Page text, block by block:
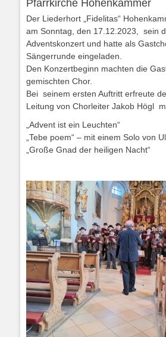
Pfarrkirche Hohenkammer
Der Liederhort „Fidelitas“
am Sonntag, den 17.12.2023, sein
Adventskonzert und hatte als
Sängerrunde eingeladen.
Den Konzertbeginn machten die
gemischten Chor.
Bei seinem ersten Auftritt erfreute
Leitung von Chorleiter Jakob Högl
„Advent ist ein Leuchten“
„Tebe poem“ – mit einem Solo von
„Große Gnad der heiligen Nacht“